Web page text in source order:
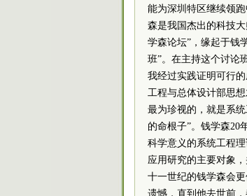
能为深圳特区继续领
森是我国杰出的科技
学森论坛”，缘起于钱
班”。在主持这个讨论
我经过实践证明可行
工程与总体设计部思
最为珍视的，就是系
的命根子”。钱学森20
科学意义的系统工程
应用研究的主要对象
十一世纪的钱学森会
遗憾，直到他去世前